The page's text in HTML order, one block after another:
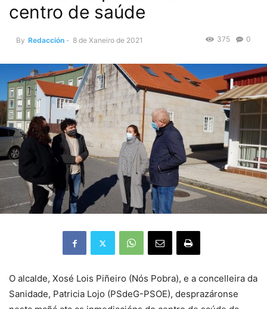
centro de saúde
By Redacción - 8 de Xaneiro de 2021 0
375
O alcalde, Xosé Lois Piñeiro (Nós Pobra), e a concelleira da
Sanidade, Patricia Lojo (PSdeG-PSOE), desprazáronse